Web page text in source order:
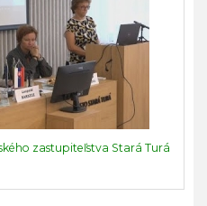
zastupiteľstva Stará Turá